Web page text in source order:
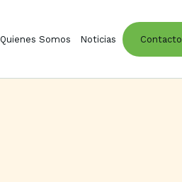
Quienes Somos Noticias Contacto